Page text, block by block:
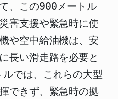
、この900メートル
害支援や緊急時に使
や空中給油機は、安
長い滑走路を必要と
では、これらの大型
できず、緊急時の拠